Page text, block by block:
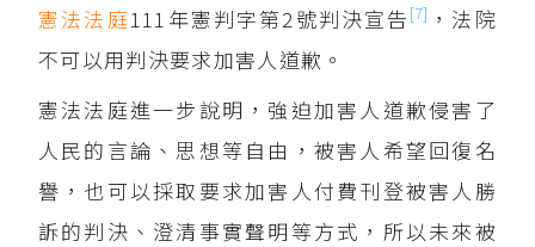
憲法法庭111年憲判字第2號判決宣告 [7] ，法院
不可以用判決要求加害人道歉。
憲法法庭進一步說明，強迫加害人道歉侵害了
人民的言論、思想等自由，被害人希望回復名
譽，也可以採取要求加害人付費刊登被害人勝
訴的判決、澄清事實聲明等方式，所以未來被